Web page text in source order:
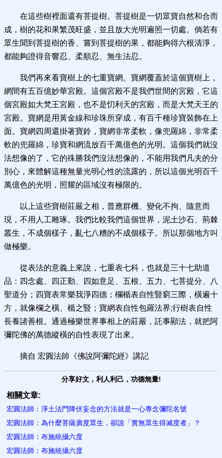
在這些樹裡面還有菩提樹。菩提樹是一切眾寶自然和合而
成，樹的花和果繁茂旺盛，並且放大光明遍照一切處。倘若有
眾生聞到菩提樹的香、嘗到菩提樹的果，都能夠得六根清淨，
都能夠證得音響忍、柔順忍、無生法忍。
我們再來看寶樹上的七重寶網。寶網覆蓋於這個寶樹上，
網間有五百億妙華宮殿。這個宮殿不是我們世間的宮殿，它這
個宮殿如大梵王宮殿，也不是忉利天的宮殿，而是大梵天王的
宮殿。寶網是用黃金線和珍珠所穿成，有百千種珍寶裝飾在上
面。寶網四周還掛著寶鈴，寶網非常柔軟，像兜羅綿，非常柔
軟的兜羅綿，珍寶和網流放百千萬億色的光明。這個我們就沒
法想像的了，它的殊勝我們沒法想像的，不能用我們凡夫的分
別心，來體解這種無量光明心性的流露的，所以這個光明百千
萬億色的光明，照耀的區域沒有極限的。
以上這些寶樹莊嚴之相，普應群機、變化不拘、隨意而
現，不用人工雕琢。我們比較我們這個世界，泥土沙石、荊棘
叢生，不成個樣子，亂七八糟的不成個樣子。所以那個地方叫
做極樂。
從表法的意義上來說，七重表七科，也就是三十七助道
品：四念處、四正勤、四如意足、五根、五力、七菩提分、八
聖道分；四寶表常樂我淨四德；欄楯表自性豎窮三際，橫遍十
方，就像欄之橫、楯之豎；寶網表自性包羅法界;行樹表自性
長養諸善根。通過極樂世界事相上的莊嚴，託事顯法，就把阿
彌陀佛的萬德縱橫的自性表現了出來。
摘自 宏圓法師《佛說阿彌陀經》講記
分享好文，利人利己，功德無量!
相關文章:
宏圓法師：淨土法門降伏妄念的方法就是一心專念彌陀名號
宏圓法師：為什麼菩薩廣度眾生，卻說「實無眾生得滅度者」？
宏圓法師：布施統攝六度
宏圓法師：布施統攝六度